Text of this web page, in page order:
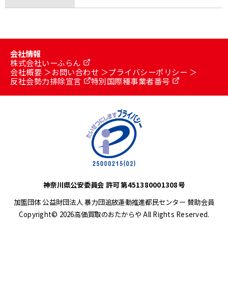
会社情報
株式会社いーふらん
会社概要
お問い合わせ
プライバシーポリシー
反社会勢力排除宣言
特別国際種事業者番号
神奈川県公安委員会 許可 第451380001308号
加盟団体 公益財団法人 暴力団追放運動推進都民センター 賛助会員
Copyright© 2026高価買取のおたからや All Rights Reserved.